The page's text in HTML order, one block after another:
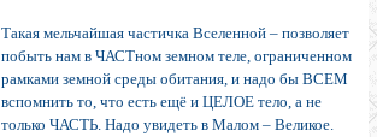
Такая мельчайшая частичка Вселенной – позволяет
побыть нам в ЧАСТном земном теле, ограниченном
рамками земной среды обитания, и надо бы ВСЕМ
вспомнить то, что есть ещё и ЦЕЛОЕ тело, а не
только ЧАСТЬ. Надо увидеть в Малом – Великое.